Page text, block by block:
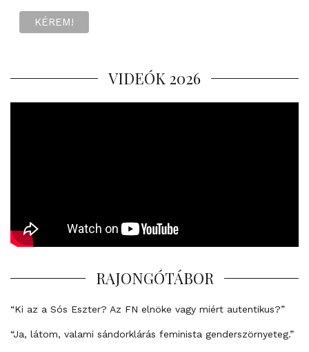
VIDEÓK 2026
RAJONGÓTÁBOR
“Ki az a Sós Eszter? Az FN elnöke vagy miért autentikus?”
“Ja, látom, valami sándorklárás feminista genderszörnyeteg.”